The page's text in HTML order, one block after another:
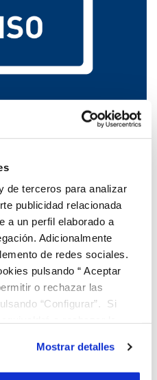
de terceros para analizar
publicidad relacionada
a un perfil elaborado a
Adicionalmente
de redes sociales.
pulsando “ Aceptar
o rechazar las
“Configurar”. Si
el sitio web funcione y que
Puedes consultar
Mostrar detalles
de Betanzos